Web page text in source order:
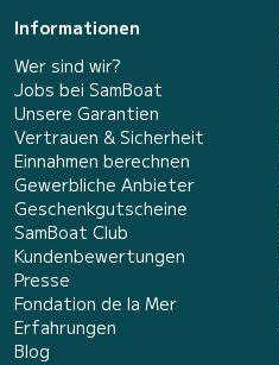
Informationen
Wer sind wir?
Jobs bei SamBoat
Unsere Garantien
Vertrauen & Sicherheit
Einnahmen berechnen
Gewerbliche Anbieter
Geschenkgutscheine
SamBoat Club
Kundenbewertungen
Presse
Fondation de la Mer
Erfahrungen
Blog